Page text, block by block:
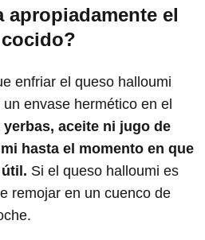
apropiadamente el
enfriar el queso halloumi
envase hermético en el
yerbas, aceite ni jugo de
hasta el momento en que
Si el queso halloumi es
remojar en un cuenco de